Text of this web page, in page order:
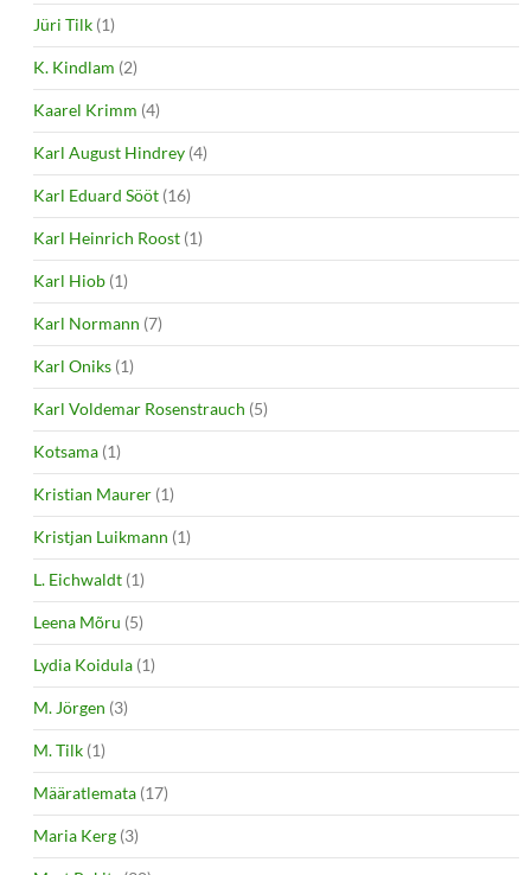
Jüri Tilk (1)
K. Kindlam (2)
Kaarel Krimm (4)
Karl August Hindrey (4)
Karl Eduard Sööt (16)
Karl Heinrich Roost (1)
Karl Hiob (1)
Karl Normann (7)
Karl Oniks (1)
Karl Voldemar Rosenstrauch (5)
Kotsama (1)
Kristian Maurer (1)
Kristjan Luikmann (1)
L. Eichwaldt (1)
Leena Mõru (5)
Lydia Koidula (1)
M. Jörgen (3)
M. Tilk (1)
Määratlemata (17)
Maria Kerg (3)